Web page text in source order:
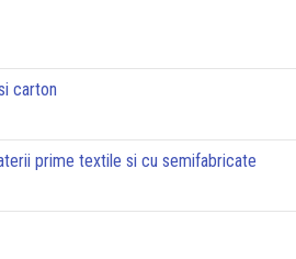
carton
prime textile si cu semifabricate